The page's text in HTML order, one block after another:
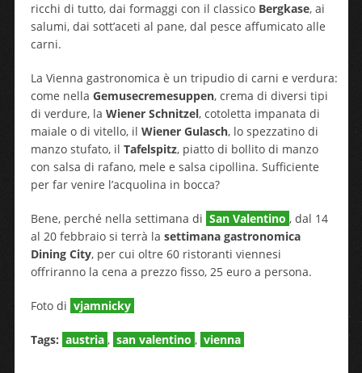
ricchi di tutto, dai formaggi con il classico Bergkase, ai
salumi, dai sott’aceti al pane, dal pesce affumicato alle
carni.
La Vienna gastronomica è un tripudio di carni e verdura:
come nella Gemusecremesuppen, crema di diversi tipi
di verdure, la Wiener Schnitzel, cotoletta impanata di
maiale o di vitello, il Wiener Gulasch, lo spezzatino di
manzo stufato, il Tafelspitz, piatto di bollito di manzo
con salsa di rafano, mele e salsa cipollina. Sufficiente
per far venire l’acquolina in bocca?
Bene, perché nella settimana di San Valentino , dal 14
al 20 febbraio si terrà la settimana gastronomica
Dining City, per cui oltre 60 ristoranti viennesi
offriranno la cena a prezzo fisso, 25 euro a persona.
Foto di vjamnicky
Tags: austria , san valentino , vienna